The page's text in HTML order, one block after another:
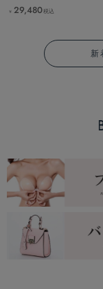
￥ 29,480税込
新